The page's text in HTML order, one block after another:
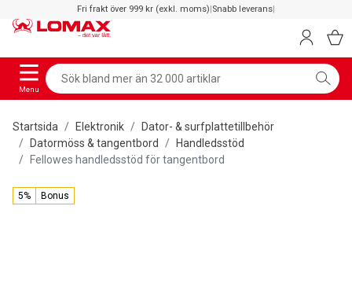
Fri frakt över 999 kr (exkl. moms)|Snabb leverans|
Menu
Startsida Elektronik
Dator- & surfplattetillbehör
Datormöss & tangentbord
Handledsstöd
Fellowes handledsstöd för tangentbord
5% Bonus